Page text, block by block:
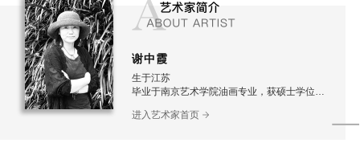
谢中霞
生于江苏
毕业于南京艺术学院油画专业，获硕士学位
国家一级美术师
进入艺术家首页